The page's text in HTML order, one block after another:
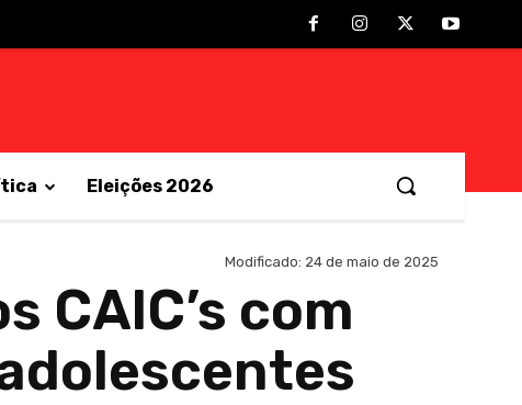
Eleições 2026
Modificado: 24 de maio de 2025
CAIC’s com